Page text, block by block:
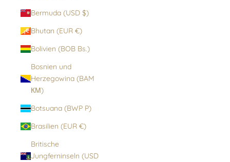
Bermuda (USD $)
Bhutan (EUR €)
Bolivien (BOB Bs.)
Bosnien und
Herzegowina (BAM
КМ)
Botsuana (BWP P)
Brasilien (EUR €)
Britische
Jungferninseln (USD